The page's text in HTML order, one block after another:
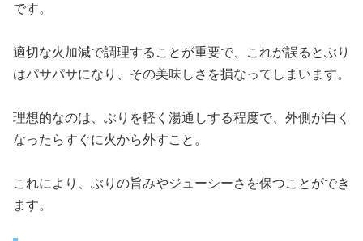
です。
適切な火加減で調理することが重要で、これが誤るとぶり
はパサパサになり、その美味しさを損なってしまいます。
理想的なのは、ぶりを軽く湯通しする程度で、外側が白く
なったらすぐに火から外すこと。
これにより、ぶりの旨みやジューシーさを保つことができ
ます。